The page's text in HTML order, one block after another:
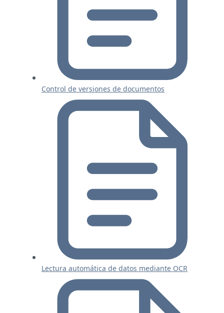
Control de versiones de documentos
Lectura automática de datos mediante OCR